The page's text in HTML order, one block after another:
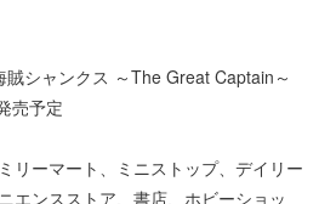
シャンクス ～The Great Captain～
売予定
リーマート、ミニストップ、デイリー
エンスストア、書店、ホビーショッ